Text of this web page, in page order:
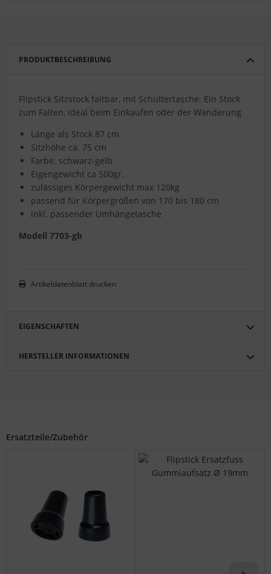
PRODUKTBESCHREIBUNG
Flipstick Sitzstock faltbar, mit Schultertasche. Ein Stock
zum Falten, ideal beim Einkaufen oder der Wanderung
Länge als Stock 87 cm
Sitzhöhe ca. 75 cm
Farbe: schwarz-gelb
Eigengewicht ca 500gr.
zulässiges Körpergewicht max 120kg
passend für Körpergrößen von 170 bis 180 cm
inkl. passender Umhängetasche
Modell 7703-gb
Artikeldatenblatt drucken
EIGENSCHAFTEN
HERSTELLER INFORMATIONEN
Ersatzteile/Zubehör